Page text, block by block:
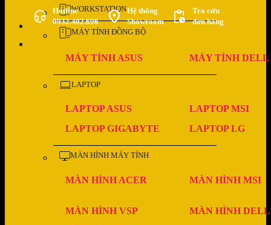
Hotline
0932.402.696
Hệ thống
Showroom
Tra cứu
đơn hàng
WORKSTATION
MÁY TÍNH ĐỒNG BỘ
MÁY TÍNH ASUS MÁY TÍNH DELL
LAPTOP
LAPTOP ASUS
LAPTOP MSI
LAPTOP GIGABYTE
LAPTOP LG
MÀN HÌNH MÁY TÍNH
MÀN HÌNH ACER MÀN HÌNH MSI
MÀN HÌNH VSP
MÀN HÌNH DELL